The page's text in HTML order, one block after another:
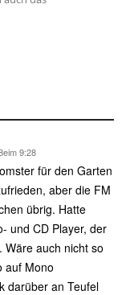
9:28
für den Garten
aber die FM
übrig. Hatte
und CD Player, der
auch nicht so
auf Mono
darüber an Teufel